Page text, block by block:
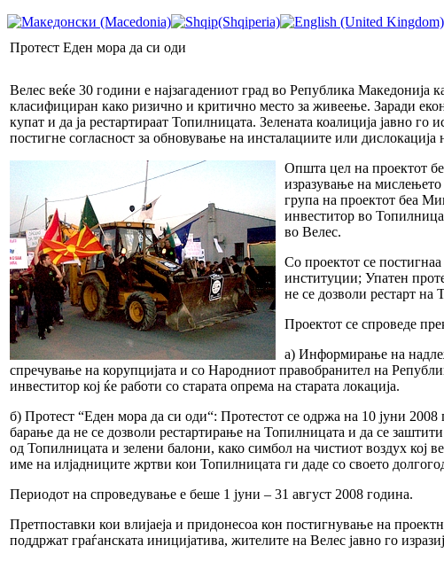
Протест Еден мора да си оди
Велес веќе 30 години е најзагадениот град во Република Македонија
класифициран како ризично и критично место за живеење. Заради
купат и да ја рестартираат Топилницата. Зелената коалиција јавно
постигне согласност за обновување на инсталациите или
Општа цел на проектот
изразување на
група на проектот беа
инвеститор во
во Велес.
Со проектот се
институции; Упатен
не се дозволи рестарт на
Проектот се спроведе
а) Информирање на
спречување на корупцијата и со Народниот правобранител на
инвеститор кој ќе работи со старата опрема на старата локација.
б) Протест “Еден мора да си оди“: Протестот се одржа на 10 јуни
барање да не се дозволи рестартирање на Топилницата и да се
од Топилницата и зелени балони, како симбол на чистиот воздух кој
име на илјадниците жртви кои Топилницата ги даде со своето
Периодот на спроведување е беше 1 јуни – 31 август 2008 година.
Претпоставки кои влијаеја и придонесоа кон постигнување на
поддржат граѓанската иницијатива, жителите на Велес јавно го